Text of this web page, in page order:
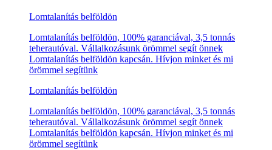
Lomtalanítás belföldön
Lomtalanítás belföldön, 100% garanciával, 3,5 tonnás
teherautóval. Vállalkozásunk örömmel segít önnek
Lomtalanítás belföldön kapcsán. Hívjon minket és mi
örömmel segítünk
Lomtalanítás belföldön
Lomtalanítás belföldön, 100% garanciával, 3,5 tonnás
teherautóval. Vállalkozásunk örömmel segít önnek
Lomtalanítás belföldön kapcsán. Hívjon minket és mi
örömmel segítünk